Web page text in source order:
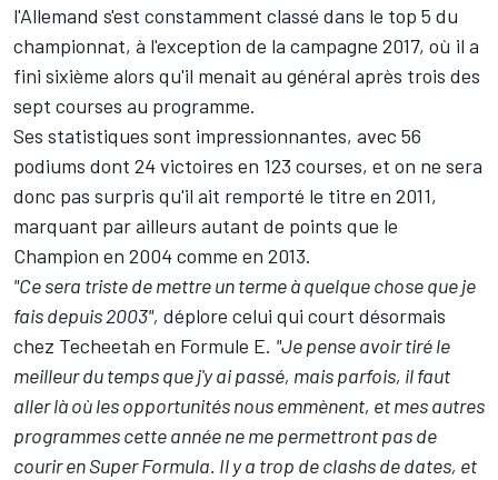
l'Allemand s'est constamment classé dans le top 5 du
championnat, à l'exception de la campagne 2017, où il a
fini sixième alors qu'il menait au général après trois des
sept courses au programme.
Ses statistiques sont impressionnantes, avec 56
podiums dont 24 victoires en 123 courses, et on ne sera
donc pas surpris qu'il ait remporté le titre en 2011,
marquant par ailleurs autant de points que le
Champion en 2004 comme en 2013.
"Ce sera triste de mettre un terme à quelque chose que je
fais depuis 2003", déplore celui qui court désormais
chez Techeetah en Formule E. "Je pense avoir tiré le
meilleur du temps que j'y ai passé, mais parfois, il faut
aller là où les opportunités nous emmènent, et mes autres
programmes cette année ne me permettront pas de
courir en Super Formula. Il y a trop de clashs de dates, et